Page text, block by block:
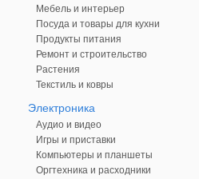
Мебель и интерьер
Посуда и товары для кухни
Продукты питания
Ремонт и строительство
Растения
Текстиль и ковры
Электроника
Аудио и видео
Игры и приставки
Компьютеры и планшеты
Оргтехника и расходники